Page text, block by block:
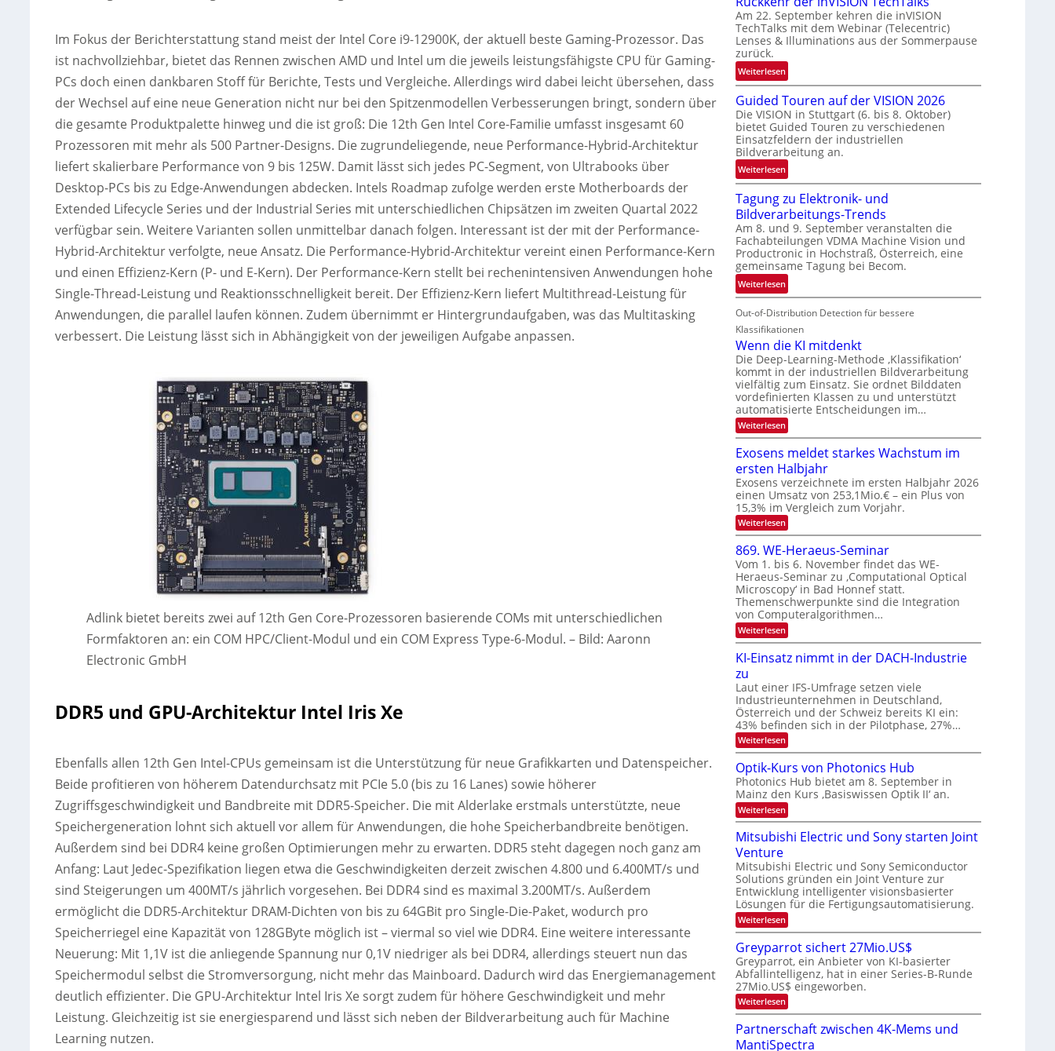
Im Fokus der Berichterstattung stand meist der Intel Core i9-12900K, der aktuell beste Gaming-Prozessor. Das
ist nachvollziehbar, bietet das Rennen zwischen AMD und Intel um die jeweils leistungsfähigste CPU für Gaming-
PCs doch einen dankbaren Stoff für Berichte, Tests und Vergleiche. Allerdings wird dabei leicht übersehen, dass
der Wechsel auf eine neue Generation nicht nur bei den Spitzenmodellen Verbesserungen bringt, sondern über
die gesamte Produktpalette hinweg und die ist groß: Die 12th Gen Intel Core-Familie umfasst insgesamt 60
Prozessoren mit mehr als 500 Partner-Designs. Die zugrundeliegende, neue Performance-Hybrid-Architektur
liefert skalierbare Performance von 9 bis 125W. Damit lässt sich jedes PC-Segment, von Ultrabooks über
Desktop-PCs bis zu Edge-Anwendungen abdecken. Intels Roadmap zufolge werden erste Motherboards der
Extended Lifecycle Series und der Industrial Series mit unterschiedlichen Chipsätzen im zweiten Quartal 2022
verfügbar sein. Weitere Varianten sollen unmittelbar danach folgen. Interessant ist der mit der Performance-
Hybrid-Architektur verfolgte, neue Ansatz. Die Performance-Hybrid-Architektur vereint einen Performance-Kern
und einen Effizienz-Kern (P- und E-Kern). Der Performance-Kern stellt bei rechenintensiven Anwendungen hohe
Single-Thread-Leistung und Reaktionsschnelligkeit bereit. Der Effizienz-Kern liefert Multithread-Leistung für
Anwendungen, die parallel laufen können. Zudem übernimmt er Hintergrundaufgaben, was das Multitasking
verbessert. Die Leistung lässt sich in Abhängigkeit von der jeweiligen Aufgabe anpassen.
Adlink bietet bereits zwei auf 12th Gen Core-Prozessoren basierende COMs mit unterschiedlichen
Formfaktoren an: ein COM HPC/Client-Modul und ein COM Express Type-6-Modul. – Bild: Aaronn
Electronic GmbH
DDR5 und GPU-Architektur Intel Iris Xe
Ebenfalls allen 12th Gen Intel-CPUs gemeinsam ist die Unterstützung für neue Grafikkarten und Datenspeicher.
Beide profitieren von höherem Datendurchsatz mit PCIe 5.0 (bis zu 16 Lanes) sowie höherer
Zugriffsgeschwindigkeit und Bandbreite mit DDR5-Speicher. Die mit Alderlake erstmals unterstützte, neue
Speichergeneration lohnt sich aktuell vor allem für Anwendungen, die hohe Speicherbandbreite benötigen.
Außerdem sind bei DDR4 keine großen Optimierungen mehr zu erwarten. DDR5 steht dagegen noch ganz am
Anfang: Laut Jedec-Spezifikation liegen etwa die Geschwindigkeiten derzeit zwischen 4.800 und 6.400MT/s und
sind Steigerungen um 400MT/s jährlich vorgesehen. Bei DDR4 sind es maximal 3.200MT/s. Außerdem
ermöglicht die DDR5-Architektur DRAM-Dichten von bis zu 64GBit pro Single-Die-Paket, wodurch pro
Speicherriegel eine Kapazität von 128GByte möglich ist – viermal so viel wie DDR4. Eine weitere interessante
Neuerung: Mit 1,1V ist die anliegende Spannung nur 0,1V niedriger als bei DDR4, allerdings steuert nun das
Speichermodul selbst die Stromversorgung, nicht mehr das Mainboard. Dadurch wird das Energiemanagement
deutlich effizienter. Die GPU-Architektur Intel Iris Xe sorgt zudem für höhere Geschwindigkeit und mehr
Leistung. Gleichzeitig ist sie energiesparend und lässt sich neben der Bildverarbeitung auch für Machine
Learning nutzen.
b
e
g
r
e
z
t
e
M
ö
g
l
i
c
h
k
e
i
t
e
n
Am 22. September kehren die inVISION
TechTalks mit dem Webinar (Telecentric)
Lenses & Illuminations aus der Sommerpause
zurück.
Weiterlesen:
R
ü
c
k
k
e
h
d
e
r
i
n
V
I
S
N
T
e
c
h
T
k
s
Guided Touren auf der VISION 2026
Die VISION in Stuttgart (6. bis 8. Oktober)
bietet Guided Touren zu verschiedenen
Einsatzfeldern der industriellen
Bildverarbeitung an.
Weiterlesen:
G
u
i
d
e
d
T
o
r
e
n
a
u
f
d
e
r
V
I
S
I
O
N
0
2
6
Tagung zu Elektronik- und
Bildverarbeitungs-Trends
Am 8. und 9. September veranstalten die
Fachabteilungen VDMA Machine Vision und
Productronic in Hochstraß, Österreich, eine
gemeinsame Tagung bei Becom.
Weiterlesen:
T
a
g
u
n
g
z
u
E
l
k
t
r
o
n
i
k
-
u
n
d
B
i
l
v
e
r
a
r
e
i
t
u
n
s
T
r
e
d
s
Out-of-Distribution Detection für bessere
Klassifikationen
Wenn die KI mitdenkt
Die Deep-Learning-Methode ‚Klassifikation‘
kommt in der industriellen Bildverarbeitung
vielfältig zum Einsatz. Sie ordnet Bilddaten
vordefinierten Klassen zu und unterstützt
automatisierte Entscheidungen im…
Weiterlesen:
W
n
n
d
i
e
K
I
m
i
t
d
e
n
k
t
Exosens meldet starkes Wachstum im
ersten Halbjahr
Exosens verzeichnete im ersten Halbjahr 2026
einen Umsatz von 253,1Mio.€ – ein Plus von
15,3% im Vergleich zum Vorjahr.
Weiterlesen:
E
x
o
s
e
n
s
m
e
l
d
e
t
t
a
r
k
e
s
W
a
c
h
s
t
u
m
i
e
r
s
t
e
n
H
l
b
j
a
h
r
869. WE-Heraeus-Seminar
Vom 1. bis 6. November findet das WE-
Heraeus-Seminar zu ‚Computational Optical
Microscopy‘ in Bad Honnef statt.
Themenschwerpunkte sind die Integration
von Computeralgorithmen…
Weiterlesen:
8
9
W
E
-
H
e
r
a
u
s
-
S
e
i
a
r
KI-Einsatz nimmt in der DACH-Industrie
zu
Laut einer IFS-Umfrage setzen viele
Industrieunternehmen in Deutschland,
Österreich und der Schweiz bereits KI ein:
43% befinden sich in der Pilotphase, 27%…
Weiterlesen:
K
-
E
i
n
s
t
n
i
m
m
t
i
n
d
e
r
D
A
C
H
-
I
n
d
Optik-Kurs von Photonics Hub
Photonics Hub bietet am 8. September in
Mainz den Kurs ‚Basiswissen Optik II‘ an.
Weiterlesen:
O
p
t
k
-
K
u
r
s
v
n
P
h
o
t
o
n
i
Mitsubishi Electric und Sony starten Joint
Venture
Mitsubishi Electric und Sony Semiconductor
Solutions gründen ein Joint Venture zur
Entwicklung intelligenter visionsbasierter
Lösungen für die Fertigungsautomatisierung.
Weiterlesen:
M
t
s
u
b
i
s
h
i
E
Greyparrot sichert 27Mio.US$
Greyparrot, ein Anbieter von KI-basierter
Abfallintelligenz, hat in einer Series-B-Runde
27Mio.US$ eingeworben.
Weiterlesen:
G
e
y
Partnerschaft zwischen 4K-Mems und
MantiSpectra